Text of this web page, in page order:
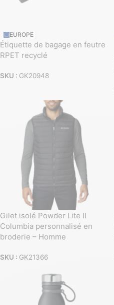
EUROPE
Étiquette de bagage en feutre
RPET recyclé
SKU : GK20948
Gilet isolé Powder Lite II
Columbia personnalisé en
broderie – Homme
SKU : GK21366